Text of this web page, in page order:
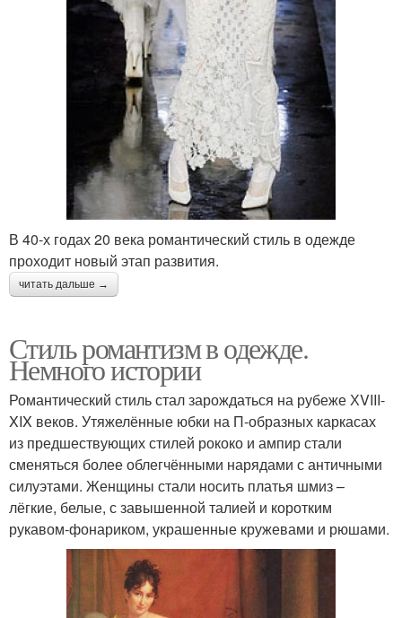
В 40-х годах 20 века романтический стиль в одежде
проходит новый этап развития.
читать дальше →
Стиль романтизм в одежде.
Немного истории
Романтический стиль стал зарождаться на рубеже ХVIII-
XIX веков. Утяжелённые юбки на П-образных каркасах
из предшествующих стилей рококо и ампир стали
сменяться более облегчёнными нарядами с античными
силуэтами. Женщины стали носить платья шмиз –
лёгкие, белые, с завышенной талией и коротким
рукавом-фонариком, украшенные кружевами и рюшами.